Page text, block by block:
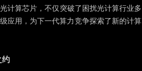
计算芯片，不仅突破了困扰光计算行业多
应用，为下一代算力竞争探索了新的计算
约